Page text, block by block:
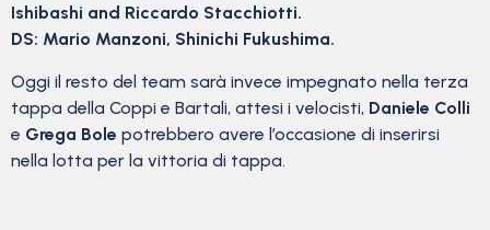
Ishibashi and Riccardo Stacchiotti.
DS: Mario Manzoni, Shinichi Fukushima.
Oggi il resto del team sarà invece impegnato nella terza
tappa della Coppi e Bartali, attesi i velocisti, Daniele Colli
e Grega Bole potrebbero avere l’occasione di inserirsi
nella lotta per la vittoria di tappa.